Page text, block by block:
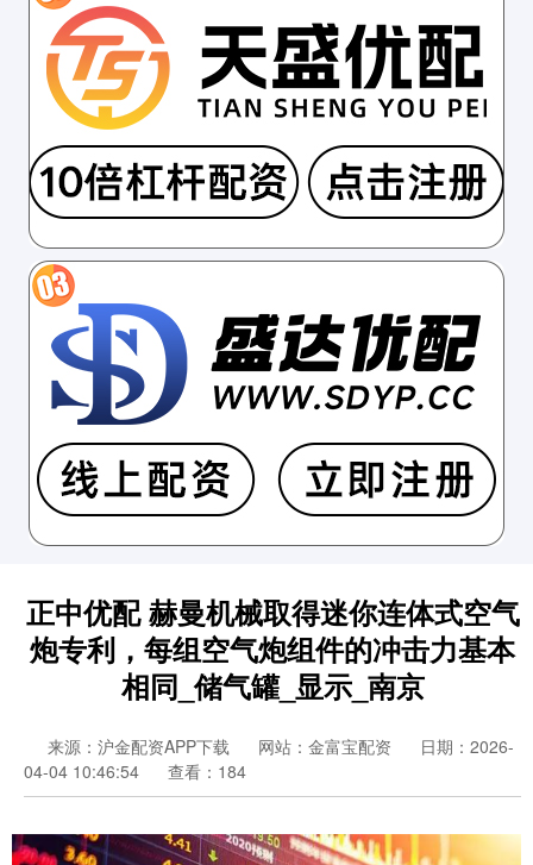
正中优配 赫曼机械取得迷你连体式空气
炮专利，每组空气炮组件的冲击力基本
相同_储气罐_显示_南京
来源：沪金配资APP下载 网站：金富宝配资
日期：2026-
04-04 10:46:54
查看：184